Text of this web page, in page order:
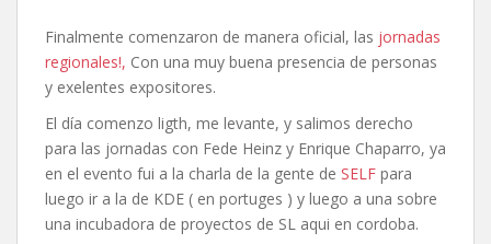
Finalmente comenzaron de manera oficial, las jornadas
regionales!, Con una muy buena presencia de personas
y exelentes expositores.
El día comenzo ligth, me levante, y salimos derecho
para las jornadas con Fede Heinz y Enrique Chaparro, ya
en el evento fui a la charla de la gente de SELF para
luego ir a la de KDE ( en portuges ) y luego a una sobre
una incubadora de proyectos de SL aqui en cordoba.